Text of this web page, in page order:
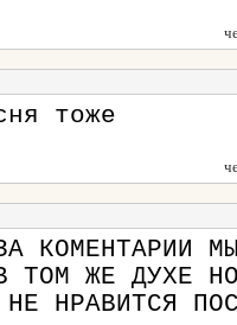
тоже
КОМЕНТАРИИ
ТОМ ЖЕ ДУХЕ
НРАВИТСЯ